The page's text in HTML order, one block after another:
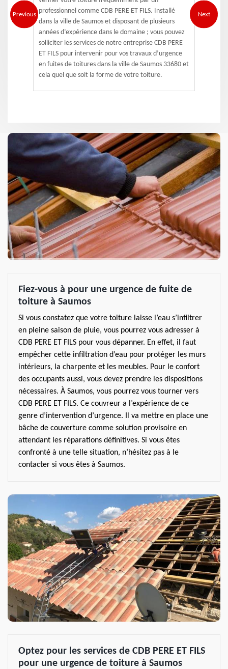
Previous professionnel comme CDB PERE ET FILS. Installé
dans la ville de Saumos et disposant de plusieurs
années d’expérience dans le domaine ; vous pouvez
solliciter les services de notre entreprise CDB PERE
ET FILS pour intervenir pour vos travaux d’urgence
en fuites de toitures dans la ville de Saumos 33680 et
cela quel que soit la forme de votre toiture.
Next
Fiez-vous à pour une urgence de fuite de
toiture à Saumos
Si vous constatez que votre toiture laisse l’eau s’infiltrer
en pleine saison de pluie, vous pourrez vous adresser à
CDB PERE ET FILS pour vous dépanner. En effet, il faut
empêcher cette infiltration d’eau pour protéger les murs
intérieurs, la charpente et les meubles. Pour le confort
des occupants aussi, vous devez prendre les dispositions
nécessaires. À Saumos, vous pourrez vous tourner vers
CDB PERE ET FILS. Ce couvreur a l’expérience de ce
genre d’intervention d’urgence. Il va mettre en place une
bâche de couverture comme solution provisoire en
attendant les réparations définitives. Si vous êtes
confronté à une telle situation, n’hésitez pas à le
contacter si vous êtes à Saumos.
Optez pour les services de CDB PERE ET FILS
pour une urgence de toiture à Saumos